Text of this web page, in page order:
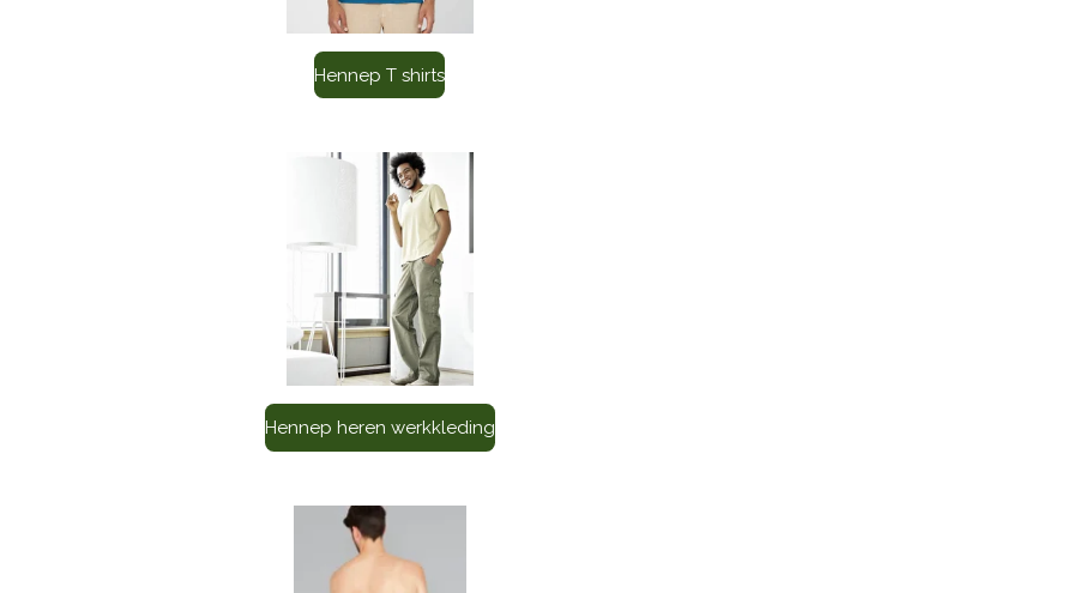
Hennep T shirts
Hennep heren werkkleding